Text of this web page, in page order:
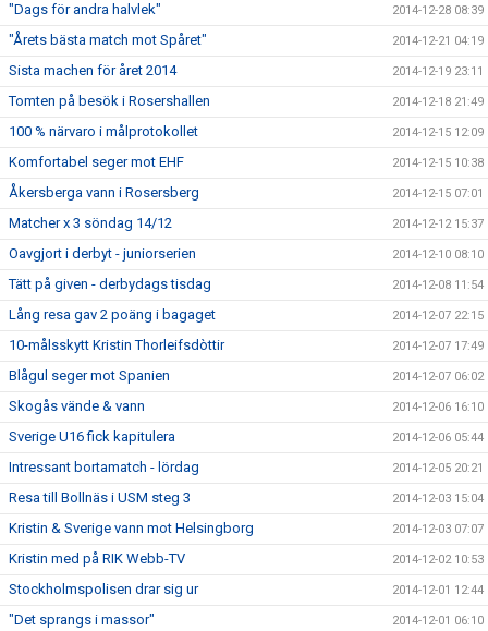
"Dags för andra halvlek" 2014-12-28 08:39
"Årets bästa match mot Spåret" 2014-12-21 04:19
Sista machen för året 2014 2014-12-19 23:11
Tomten på besök i Rosershallen 2014-12-18 21:49
100 % närvaro i målprotokollet 2014-12-15 12:09
Komfortabel seger mot EHF 2014-12-15 10:38
Åkersberga vann i Rosersberg 2014-12-15 07:01
Matcher x 3 söndag 14/12 2014-12-12 15:37
Oavgjort i derbyt - juniorserien 2014-12-10 08:10
Tätt på given - derbydags tisdag 2014-12-08 11:54
Lång resa gav 2 poäng i bagaget 2014-12-07 22:15
10-målsskytt Kristin Thorleifsdòttir 2014-12-07 17:49
Blågul seger mot Spanien 2014-12-07 06:02
Skogås vände & vann 2014-12-06 16:10
Sverige U16 fick kapitulera 2014-12-06 05:44
Intressant bortamatch - lördag 2014-12-05 20:21
Resa till Bollnäs i USM steg 3 2014-12-03 15:04
Kristin & Sverige vann mot Helsingborg 2014-12-03 07:07
Kristin med på RIK Webb-TV 2014-12-02 10:53
Stockholmspolisen drar sig ur 2014-12-01 12:44
"Det sprangs i massor" 2014-12-01 06:10